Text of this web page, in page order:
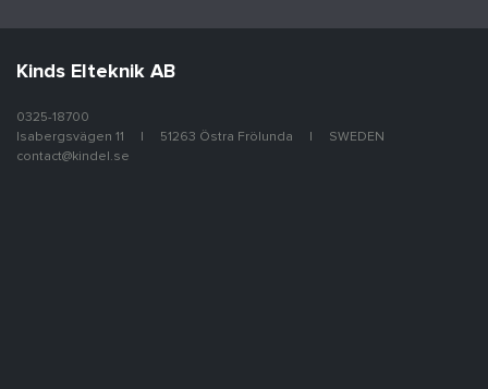
Kinds Elteknik AB
0325-18700
Isabergsvägen 11
51263 Östra Frölunda
SWEDEN
contact@kindel.se